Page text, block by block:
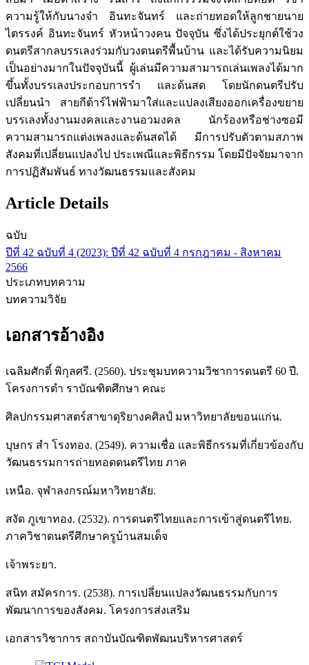
ความรู้ให้กับนางจ๋า อินทะจันทร์ และถ่ายทอดให้ลูกชายนาย
ไตรรงค์ อินทะจันทร์ หัวหน้าวงคน ปัจจุบัน ซึ่งได้ประยุกต์ใช้วง
ดนตรีสากลบรรเลงร่วมกับวงดนตรีพื้นบ้าน และได้รับความนิยม
เป็นอย่างมากในปัจจุบันนี้ ผู้เล่นมีความสามารถเล่นเพลงได้มาก
ขึ้นทั้งบรรเลงประกอบการรำ และด้นสด โดยนักดนตรีปรับ
เปลี่ยนนำ สายกีต้าร์ไฟฟ้ามาใส่และแปลงเสียงออกเครื่องขยาย
บรรเลงทั้งงานมงคลและงานอวมงคล นักร้องหรือช่างซอมี
ความสามารถแต่งเพลงและด้นสดได้ มีการปรับตัวตามสภาพ
สังคมที่เปลี่ยนแปลงไป ประเพณีและพิธีกรรม โดยมีปัจจัยมาจาก
การปฏิสัมพันธ์ ทางวัฒนธรรมและสังคม
Article Details
ฉบับ
ปีที่ 42 ฉบับที่ 4 (2023): ปีที่ 42 ฉบับที่ 4 กรกฎาคม - สิงหาคม
2566
ประเภทบทความ
บทความวิจัย
เอกสารอ้างอิง
เฉลิมศักดิ์ พิกุลศรี. (2560). ประชุมบทความวิชาการดนตรี 60 ปี.
โครงการตำ ราบัณฑิตศึกษา คณะ
ศิลปกรรมศาสตร์สาขาดุริยางคศิลป์ มหาวิทยาลัยขอนแก่น.
บุษกร สำ โรงทอง. (2549). ความเชื่อ และพิธีกรรมที่เกี่ยวข้องกับ
วัฒนธรรมการถ่ายทอดดนตรีไทย ภาค
เหนือ. จุฬาลงกรณ์มหาวิทยาลัย.
สงัด ภูเขาทอง. (2532). การดนตรีไทยและการเข้าสู่ดนตรีไทย.
ภาควิชาดนตรีศึกษาครูบ้านสมเด็จ
เจ้าพระยา.
สนิท สมัครการ. (2538). การเปลี่ยนแปลงวัฒนธรรมกับการ
พัฒนาการของสังคม. โครงการส่งเสริม
เอกสารวิชาการ สถาบันบัณฑิตพัฒนบริหารศาสตร์